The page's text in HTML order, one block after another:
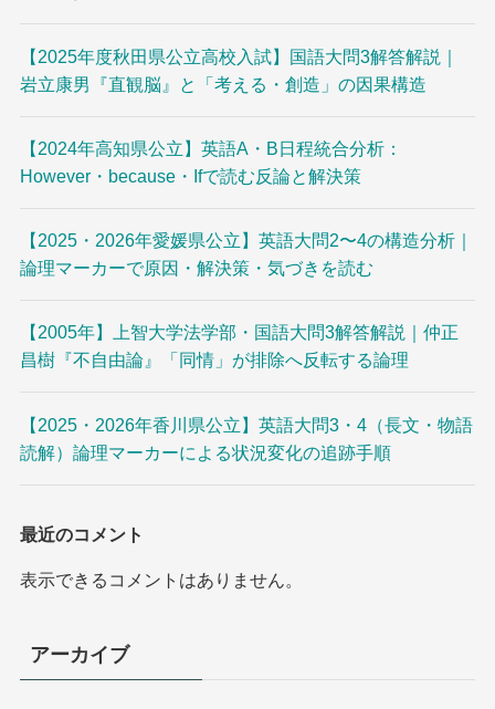
【2025年度秋田県公立高校入試】国語大問3解答解説｜
岩立康男『直観脳』と「考える・創造」の因果構造
【2024年高知県公立】英語A・B日程統合分析：
However・because・Ifで読む反論と解決策
【2025・2026年愛媛県公立】英語大問2〜4の構造分析｜
論理マーカーで原因・解決策・気づきを読む
【2005年】上智大学法学部・国語大問3解答解説｜仲正
昌樹『不自由論』「同情」が排除へ反転する論理
【2025・2026年香川県公立】英語大問3・4（長文・物語
読解）論理マーカーによる状況変化の追跡手順
最近のコメント
表示できるコメントはありません。
アーカイブ